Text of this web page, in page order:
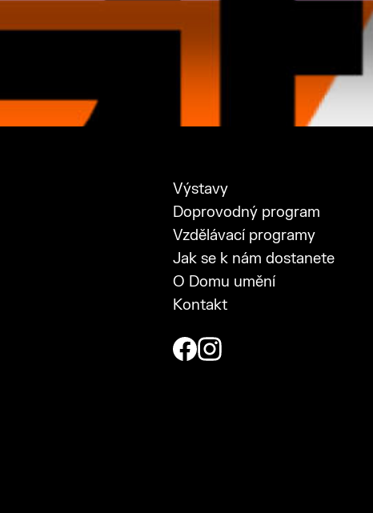
Výstavy
Doprovodný program
Vzdělávací programy
Jak se k nám dostanete
O Domu umění
Kontakt